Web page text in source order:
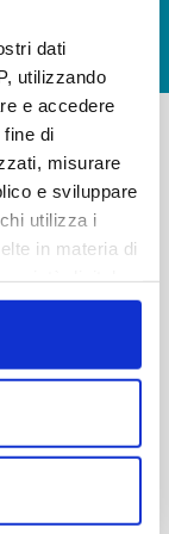
dati
utilizzando
e accedere
di
misurare
e sviluppare
utilizza i
in materia di
in qualsiasi
facendo clic
CON NOI